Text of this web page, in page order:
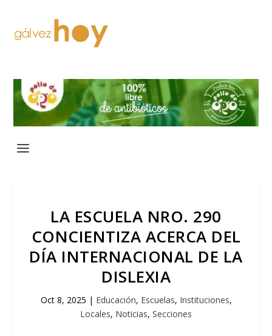
LA ESCUELA NRO. 290
CONCIENTIZA ACERCA DEL
DÍA INTERNACIONAL DE LA
DISLEXIA
Oct 8, 2025 | Educación, Escuelas, Instituciones,
Locales, Noticias, Secciones